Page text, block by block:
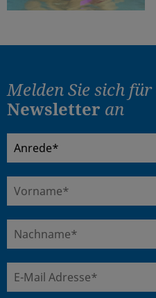
Melden Sie sich für
Newsletter an